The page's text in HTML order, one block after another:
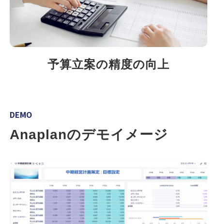
予算立案の精度の向上
DEMO
Anaplanのデモイメージ